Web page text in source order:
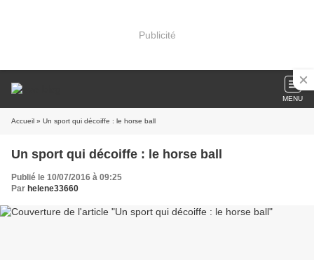
Publicité
MENU
Accueil » Un sport qui décoiffe : le horse ball
Un sport qui décoiffe : le horse ball
Publié le 10/07/2016 à 09:25
Par helene33660